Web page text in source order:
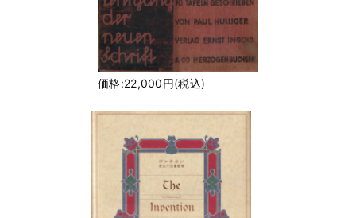
価格:22,000円(税込)